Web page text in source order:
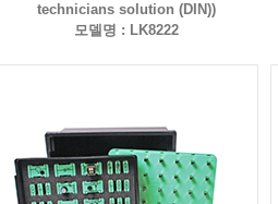
technicians solution (DIN))
모델명 : LK8222